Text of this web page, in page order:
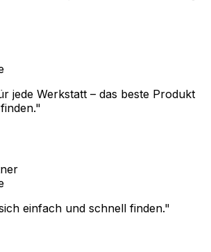
jede Werkstatt – das beste Produkt
"
einfach und schnell finden."